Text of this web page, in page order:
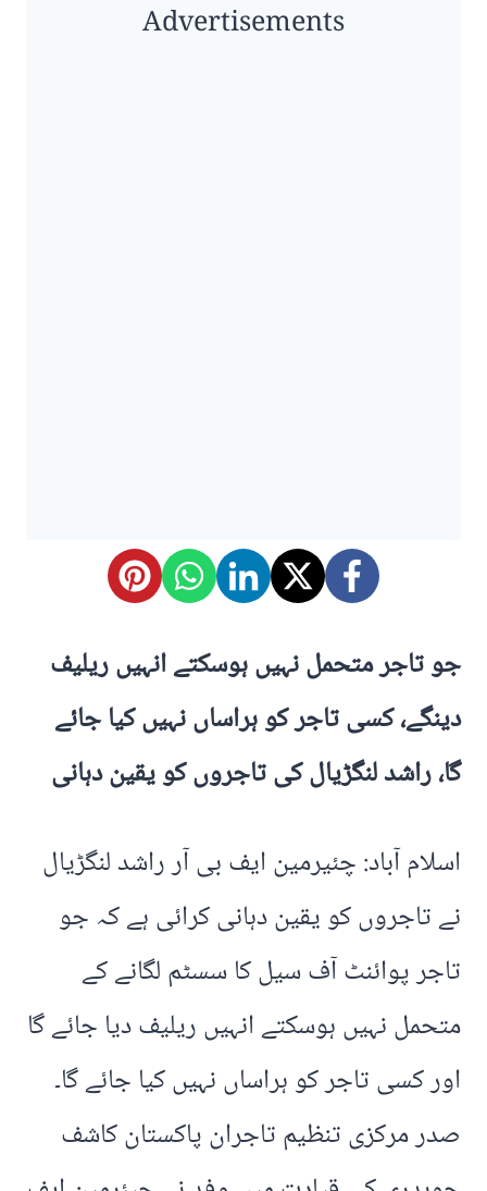
Advertisements
جو تاجر متحمل نہیں ہوسکتے انہیں ریلیف
دینگے، کسی تاجر کو ہراساں نہیں کیا جائے
گا، راشد لنگڑیال کی تاجروں کو یقین دہانی
اسلام آباد: چئیرمین ایف بی آر راشد لنگڑیال
نے تاجروں کو یقین دہانی کرائی ہے کہ جو
تاجر پوائنٹ آف سیل کا سسٹم لگانے کے
متحمل نہیں ہوسکتے انہیں ریلیف دیا جائے گا
اور کسی تاجر کو ہراساں نہیں کیا جائے گا۔
صدر مرکزی تنظیم تاجران پاکستان کاشف